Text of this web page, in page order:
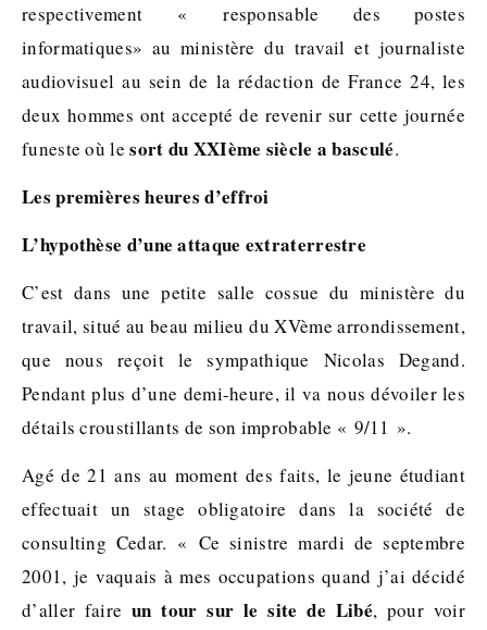
respectivement « responsable des postes
informatiques» au ministère du travail et journaliste
audiovisuel au sein de la rédaction de France 24, les
deux hommes ont accepté de revenir sur cette journée
funeste où lesort du XXIème siècle a basculé.
Les premières heures d’effroi
L’hypothèse d’une attaque extraterrestre
C’est dans une petite salle cossue du ministère du
travail, situé au beau milieu du XVème arrondissement,
que nous reçoit le sympathique Nicolas Degand.
Pendant plus d’une demi-heure, il va nous dévoiler les
détails croustillants de son improbable « 9/11 ».
Agé de 21 ans au moment des faits, le jeune étudiant
effectuait un stage obligatoire dans la société de
consulting Cedar. « Ce sinistre mardi de septembre
2001, je vaquais à mes occupations quand j’ai décidé
d’aller faireun tour sur le site de Libé, pour voir